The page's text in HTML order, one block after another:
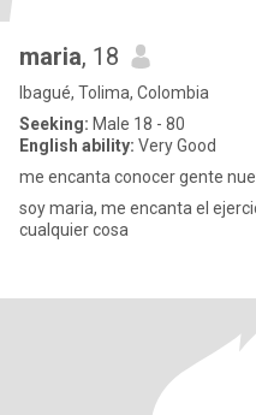
maria, 18
Ibagué, Tolima, Colombia
Seeking: Male 18 - 80
English ability: Very Good
me encanta conocer gente
soy maria, me encanta el
cualquier cosa